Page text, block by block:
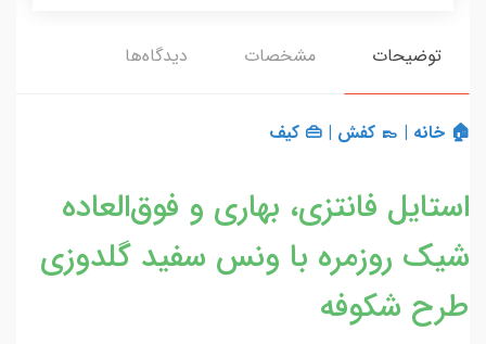
توضیحات مشخصات دیدگاه‌ها
🏠 خانه | 👞 کفش | 👜 کیف
استایل فانتزی، بهاری و فوق‌العاده
شیک روزمره با ونس سفید گلدوزی
طرح شکوفه